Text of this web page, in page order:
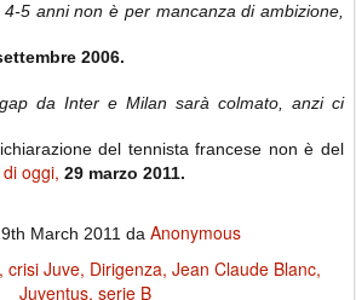
5 anni non è per mancanza di ambizione,
2006.
da Inter e Milan sarà colmato, anzi ci
del tennista francese non è del
oggi, 29 marzo 2011.
March 2011 da Anonymous
crisi Juve Dirigenza Jean Claude Blanc
Juventus serie B